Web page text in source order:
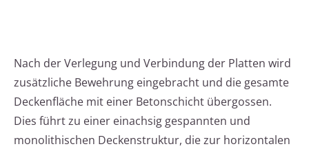
Nach der Verlegung und Verbindung der Platten wird
zusätzliche Bewehrung eingebracht und die gesamte
Deckenfläche mit einer Betonschicht übergossen.
Dies führt zu einer einachsig gespannten und
monolithischen Deckenstruktur, die zur horizontalen